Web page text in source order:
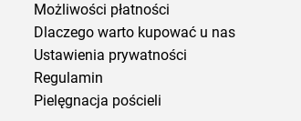
Możliwości płatności
Dlaczego warto kupować u nas
Ustawienia prywatności
Regulamin
Pielęgnacja pościeli